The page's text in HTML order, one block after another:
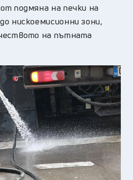
подмяна на печки на
нискоемисионни зони,
на пътната